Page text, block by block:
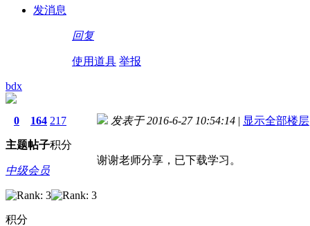
发消息
回复
使用道具 举报
bdx
0
主题
164
帖子
217
积分
中级会员
积分
发表于 2016-6-27 10:54:14 | 显示全部楼层
谢谢老师分享，已下载学习。